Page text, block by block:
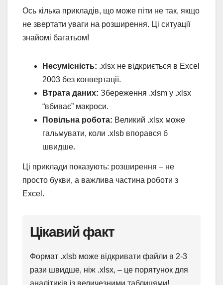
Ось кілька прикладів, що може піти не так, якщо
не звертати уваги на розширення. Ці ситуації
знайомі багатьом!
Несумісність: .xlsx не відкриється в Excel
2003 без конвертації.
Втрата даних: Збереження .xlsm у .xlsx
“вбиває” макроси.
Повільна робота: Великий .xlsx може
гальмувати, коли .xlsb впорався б
швидше.
Ці приклади показують: розширення – не
просто букви, а важлива частина роботи з
Excel.
Цікавий факт
Формат .xlsb може відкривати файли в 2-3
рази швидше, ніж .xlsx, – це порятунок для